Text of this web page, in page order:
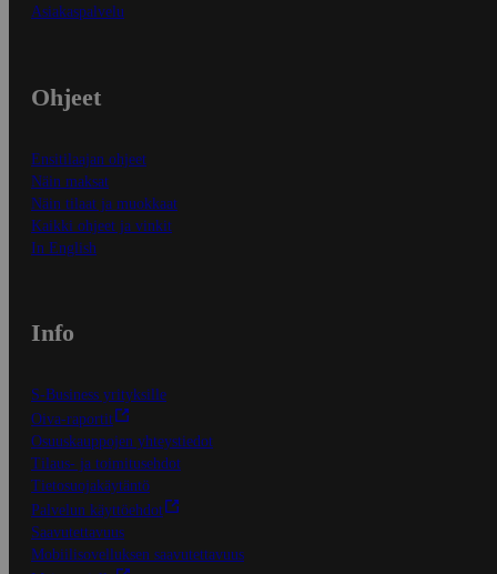
Asiakaspalvelu
Ohjeet
Ensitilaajan ohjeet
Näin maksat
Näin tilaat ja muokkaat
Kaikki ohjeet ja vinkit
In English
Info
S-Business yrityksille
Oiva-raportit
Osuuskauppojen yhteystiedot
Tilaus- ja toimitusehdot
Tietosuojakäytäntö
Palvelun käyttöehdot
Saavutettavuus
Mobiilisovelluksen saavutettavuus